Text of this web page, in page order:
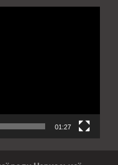
01:27